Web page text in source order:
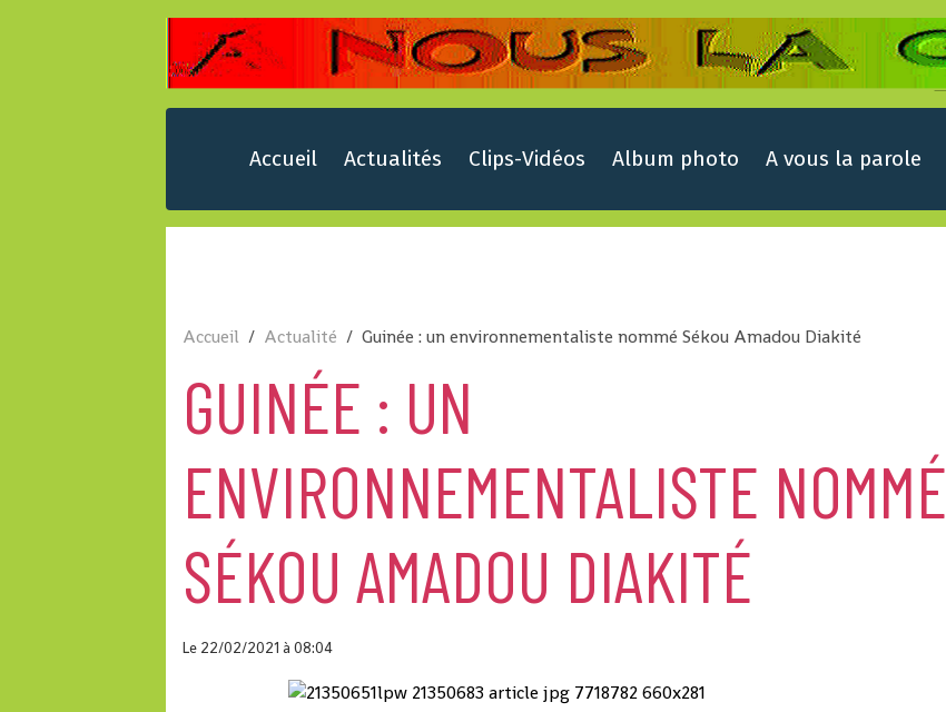
Accueil Actualités Clips-Vidéos Album photo A vous la parole
Accueil Actualité Guinée : un environnementaliste nommé Sékou Amadou Diakité
GUINÉE : UN
ENVIRONNEMENTALISTE NOMMÉ
SÉKOU AMADOU DIAKITÉ
Le 22/02/2021à 08:04